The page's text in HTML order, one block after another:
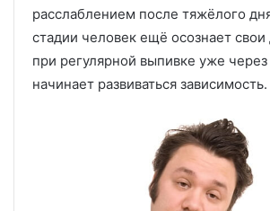
расслаблением после тяжёлого
стадии человек ещё осознает свои
при регулярной выпивке уже
начинает развиваться зависимость.